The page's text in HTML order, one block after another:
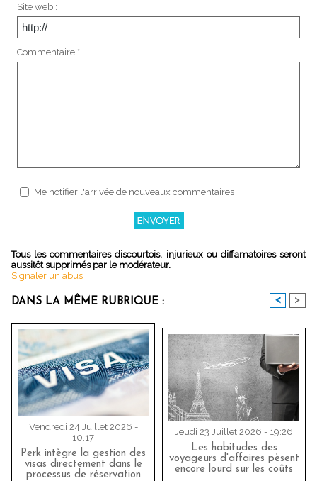
Site web :
Commentaire * :
Me notifier l'arrivée de nouveaux commentaires
Tous les commentaires discourtois, injurieux ou diffamatoires seront
aussitôt supprimés par le modérateur.
Signaler un abus
DANS LA MÊME RUBRIQUE : < >
Vendredi 24 Juillet 2026 -
10:17
Perk intègre la gestion des
visas directement dans le
processus de réservation
Jeudi 23 Juillet 2026 - 19:26
Les habitudes des
voyageurs d'affaires pèsent
encore lourd sur les coûts